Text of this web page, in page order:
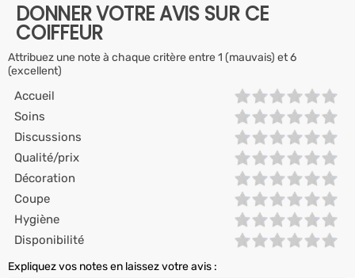
DONNER VOTRE AVIS SUR CE
COIFFEUR
Attribuez une note à chaque critère entre 1 (mauvais) et 6
(excellent)
Accueil
Soins
Discussions
Qualité/prix
Décoration
Coupe
Hygiène
Disponibilité
Expliquez vos notes en laissez votre avis :